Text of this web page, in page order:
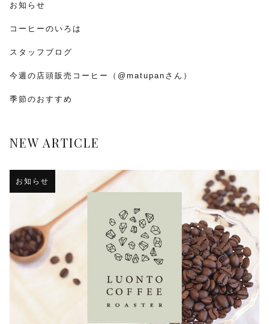
お知らせ
コーヒーのいろは
スタッフブログ
今週の店頭販売コーヒー（@matupanさん）
季節のおすすめ
NEW ARTICLE
お知らせ